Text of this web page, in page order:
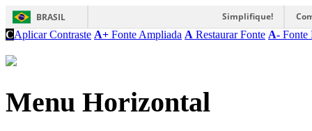
BRASIL Simplifique!
CAplicar Contraste A+ Fonte Ampliada A Restaurar Fonte A- Fonte
Menu Horizontal